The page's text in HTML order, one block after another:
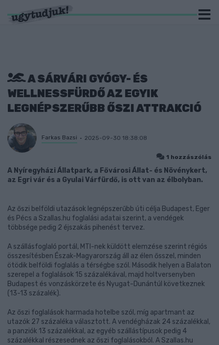
A SÁRVÁRI GYÓGY- ÉS
WELLNESSFÜRDŐ AZ EGYIK
LEGNÉPSZERŰBB ŐSZI ATTRAKCIÓ
Farkas Bazsi 2025-09-30 18:38:08
1 hozzászólás
A Nyíregyházi Állatpark, a Fővárosi Állat- és Növénykert,
az Egri vár és a Gyulai Várfürdő, is ott van az élbolyban.
Az őszi belföldi utazások legnépszerűbb úti célja Budapest, Eger
és Pécs a Szallas.hu foglalási adatai szerint, a vendégek
többsége pedig 2 éjszakás pihenést tervez.
A szállásfoglaló portál, MTI-nek küldött elemzése szerint régiós
összesítésben Észak-Magyarország áll az élen ősszel, minden
ötödik belföldi foglalás a térségbe szól. Második helyen a Balaton
szerepel a foglalások 15 százalékával, majd holtversenyben
Budapest és vonzáskörzete és Nyugat-Dunántúl következnek
(13-13 százalék).
Az őszi foglalások harmada hotelbe szól, míg apartmant az
utazók 27 százaléka választott. A vendégházak 24 százalékkal,
a panziók 13 százalékkal, az egyéb szállástípusok pedig 4
százalékkal részesednek az őszi foglalásokból. A Szallas.hu